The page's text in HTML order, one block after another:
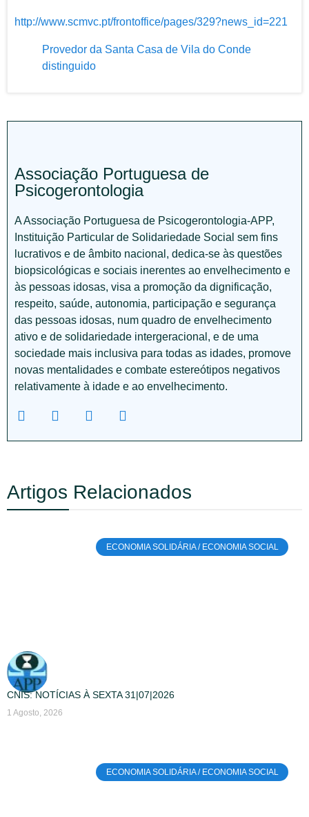
http://www.scmvc.pt/frontoffice/pages/329?news_id=221
Provedor da Santa Casa de Vila do Conde
distinguido
Associação Portuguesa de
Psicogerontologia
A Associação Portuguesa de Psicogerontologia-APP,
Instituição Particular de Solidariedade Social sem fins
lucrativos e de âmbito nacional, dedica-se às questões
biopsicológicas e sociais inerentes ao envelhecimento e
às pessoas idosas, visa a promoção da dignificação,
respeito, saúde, autonomia, participação e segurança
das pessoas idosas, num quadro de envelhecimento
ativo e de solidariedade intergeracional, e de uma
sociedade mais inclusiva para todas as idades, promove
novas mentalidades e combate estereótipos negativos
relativamente à idade e ao envelhecimento.
Artigos Relacionados
ECONOMIA SOLIDÁRIA / ECONOMIA SOCIAL
CNIS: NOTÍCIAS À SEXTA 31|07|2026
1 Agosto, 2026
ECONOMIA SOLIDÁRIA / ECONOMIA SOCIAL